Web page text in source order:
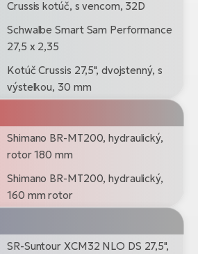
Crussis kotúč, s vencom, 32D
Schwalbe Smart Sam Performance
27,5 x 2,35
Kotúč Crussis 27,5", dvojstenný, s
výstelkou, 30 mm
Shimano BR-MT200, hydraulický,
rotor 180 mm
Shimano BR-MT200, hydraulický,
160 mm rotor
SR-Suntour XCM32 NLO DS 27,5",